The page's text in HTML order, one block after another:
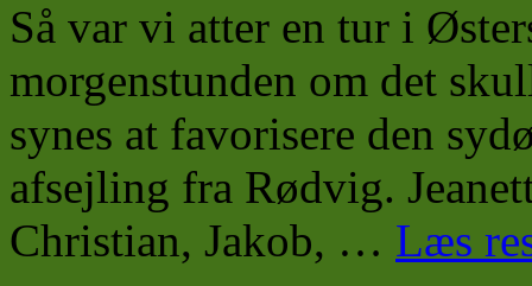
Så var vi atter en tur i
morgenstunden om det
synes at favorisere den
afsejling fra Rødvig.
Christian, Jakob, … Læs